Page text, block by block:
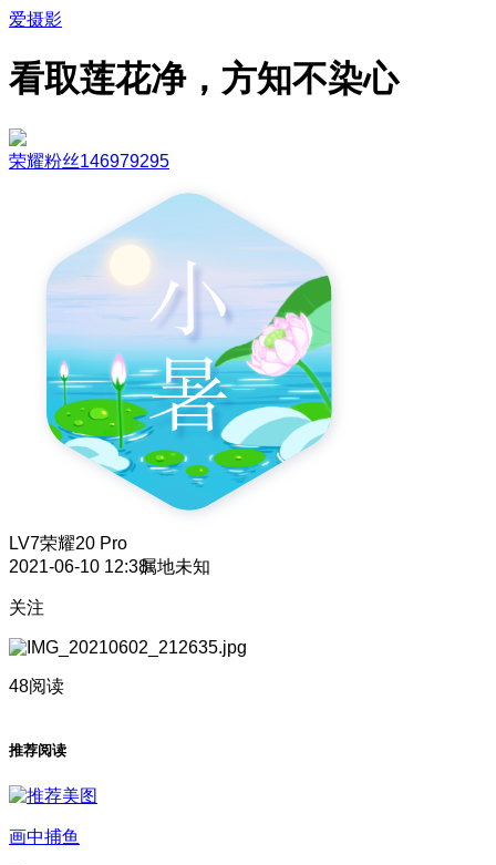
爱摄影
看取莲花净，方知不染心
荣耀粉丝146979295
LV7荣耀20 Pro
2021-06-10 12:38属地未知
关注
48阅读
推荐阅读
画中捕鱼